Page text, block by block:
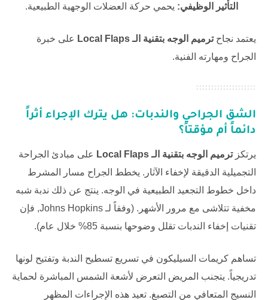
التأثير الوظيفي: يحمي حركة العضلات الوجهية الطبيعية.
يعتمد نجاحترميم الوجه بتقنية الـ Local Flaps
على خبرة
الجراح ومهارته الفنية.
الشق الجراحي والندبات: هل يترك الإجراء أثراً
دائماً أم مؤقتاً؟
يرتكزترميم الوجه بتقنية الـ Local Flaps
على مبادئ الجراحة
التجميلية الدقيقة لإخفاء الآثار. يخطط الجراح مسار المشرط
داخل خطوط التجعيد الطبيعية في الوجه. ينتج عن ذلك ندبة شبه
مخفية تتلاشى مع مرور الأشهر. (وفقاً لـ Johns Hopkins, فإن
تقنيات إخفاء الندبات تقلل وضوحها بنسبة 85% خلال عام).
تساهم كريمات السيليكون في تسريع تسطيح الندبة وتفتيح لونها
تدريجياً. يتجنب المريض التعرض لأشعة الشمس المباشرة لحماية
النسيج المتعافي من التصبغ. تعيد هذه الإجراءات المظهر